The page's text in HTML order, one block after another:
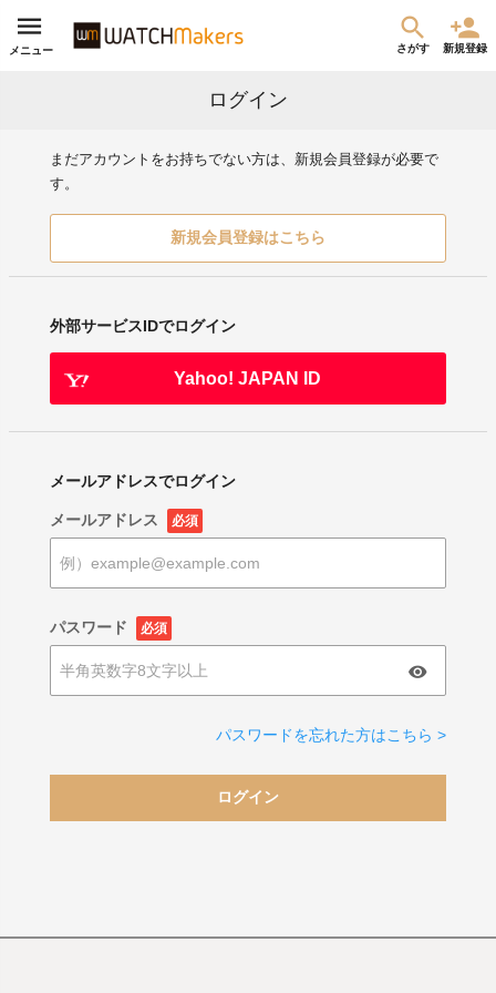
メニュー さがす 新規登録
ログイン
まだアカウントをお持ちでない方は、新規会員登録が必要で
す。
新規会員登録はこちら
外部サービスIDでログイン
Yahoo! JAPAN ID
メールアドレスでログイン
メールアドレス 必須
パスワード 必須
パスワードを忘れた方はこちら >
ログイン